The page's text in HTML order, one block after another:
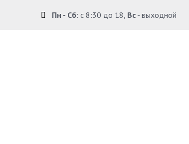
Пн - Сб: с 8:30 до 18, Вс - выходной